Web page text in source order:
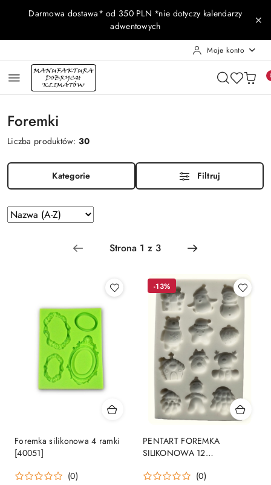
Przejdź do treści głównej
Przejdź do wyszukiwarki
Przejdź do moje konto
Przejdź do menu głównego
Przejdź do stopki
Darmowa dostawa* od 350 PLN *nie dotyczy kalendarzy
adwentowych
Moje konto
Foremki
Liczba produktów:30
Kategorie Filtruj
Zastosowano
sortowanie:
Sortuj
według
Foremka silikonowa 4 ramki
[40051]
(0)
PENTART FOREMKA
SILIKONOWA 12
ŚWIĄTECZNYCH 9,5x6cm
(0)
-13%